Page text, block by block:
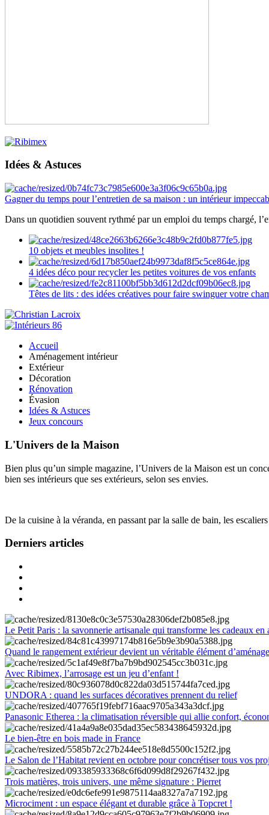
Idées & Astuces
Gagner du temps pour l’entretien de sa maison : un intérieur
Dans un quotidien souvent rythmé par un emploi du temps chargé,
10 objets et meubles insolites !
4 idées déco pour recycler les petites voitures de vos enfants
Têtes de lits : des idées créatives pour faire swinguer votre
Accueil
Aménagement intérieur
Extérieur
Décoration
Rénovation
Évasion
Idées & Astuces
Jeux concours
L'Univers de la Maison
Bien plus qu’un simple magazine, l’Univers de la Maison est un
bien ses intérieurs que ses extérieurs, selon ses envies.
De la cuisine à la véranda, en passant par la salle de bain, les
Derniers articles
Le Petit Paris : la savonnerie artisanale qui transforme les cadeaux en
Quand le rangement extérieur devient un véritable élément
Avec Ribimex, l’arrosage est un jeu d’enfant !
UNDORA : quand les surfaces décoratives prennent du relief
Panasonic Etherea : la climatisation réversible qui allie confort,
Le bien-être en bois made in France
Le Salon de l’Habitat revient en octobre pour concrétiser tous vos
Trois matières, trois univers, une même signature : Pierret
Microciment : un espace élégant et durable grâce à Topcret !